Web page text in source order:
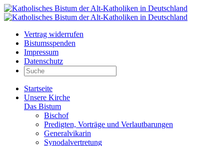
Vertrag widerrufen
Bistumsspenden
Impressum
Datenschutz
Startseite
Unsere Kirche
Das Bistum
Bischof
Predigten, Vorträge und Verlautbarungen
Generalvikarin
Synodalvertretung